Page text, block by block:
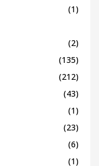
(1)
(2)
(135)
(212)
(43)
(1)
(23)
(6)
(1)